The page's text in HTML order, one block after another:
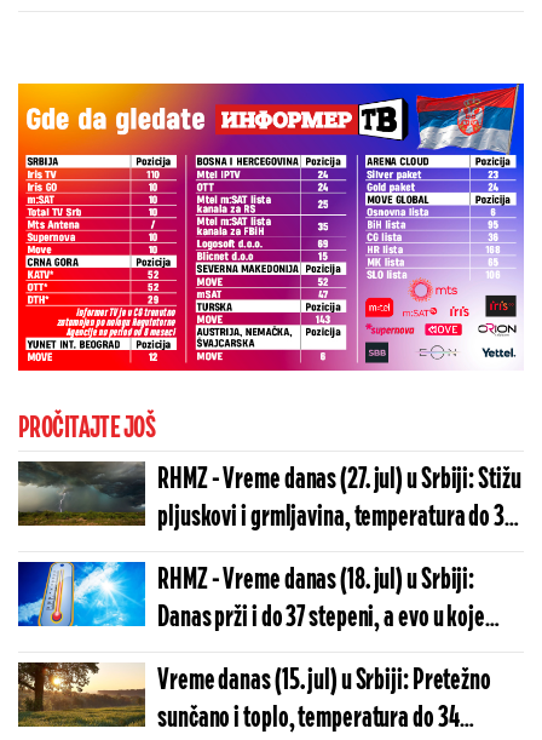
PROČITAJTE JOŠ
RHMZ - Vreme danas (27. jul) u Srbiji: Stižu
pljuskovi i grmljavina, temperatura do 33
stepena!
RHMZ - Vreme danas (18. jul) u Srbiji:
Danas prži i do 37 stepeni, a evo u koje
tačno vreme zemlju pogađaju olujni vetar i
grad!
Vreme danas (15. jul) u Srbiji: Pretežno
sunčano i toplo, temperatura do 34